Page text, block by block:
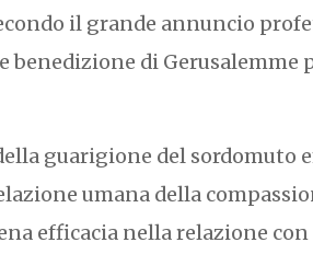
il grande annuncio
benedizione di Gerusalemme
guarigione del sordomuto
umana della
efficacia nella relazione